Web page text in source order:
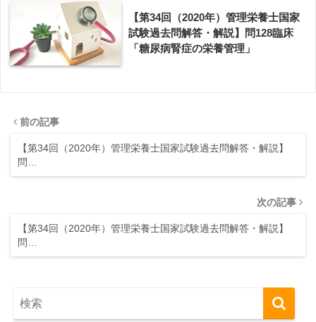
【第34回（2020年）管理栄養士国家
試験過去問解答・解説】問128臨床
「糖尿病腎症の栄養管理」
前の記事
【第34回（2020年）管理栄養士国家試験過去問解答・解説】
問…
次の記事
【第34回（2020年）管理栄養士国家試験過去問解答・解説】
問…